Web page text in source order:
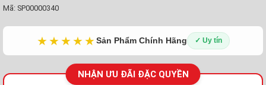
Mã: SP00000340
★★★★★Sản Phẩm Chính Hãng ✓ Uy tín
NHẬN ƯU ĐÃI ĐẶC QUYỀN